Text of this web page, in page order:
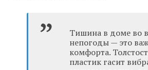
Тишина в доме во
непогоды — это
комфорта.
пластик гасит